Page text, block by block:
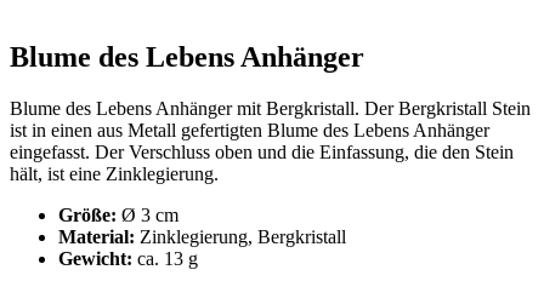
Blume des Lebens Anhänger
Blume des Lebens Anhänger mit Bergkristall. Der Bergkristall Stein
ist in einen aus Metall gefertigten Blume des Lebens Anhänger
eingefasst. Der Verschluss oben und die Einfassung, die den Stein
hält, ist eine Zinklegierung.
Größe: Ø 3 cm
Material: Zinklegierung, Bergkristall
Gewicht: ca. 13 g